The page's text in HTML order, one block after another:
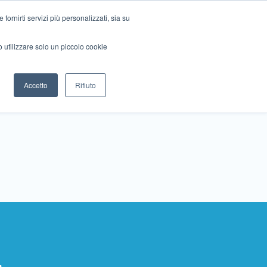
fornirti servizi più personalizzati, sia su
utilizzare solo un piccolo cookie
Accetto Rifiuto